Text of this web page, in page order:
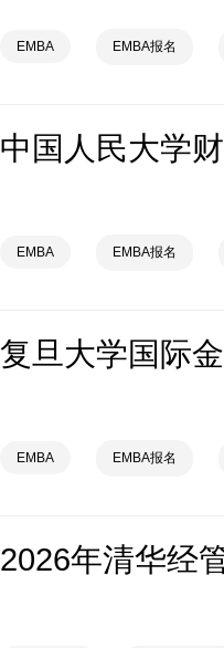
EMBA EMBA报名
EMBA EMBA报名
EMBA EMBA报名
2026年清华经